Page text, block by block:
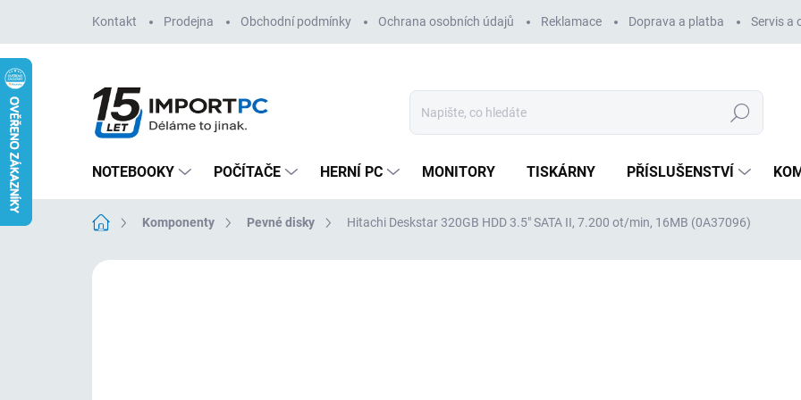
obsah
Kontakt Prodejna Obchodní podmínky Ochrana osobních údajů Reklamace Doprava a platba Servis a
Hledat
NOTEBOOKY POČÍTAČE HERNÍ PC MONITORY TISKÁRNY PŘÍSLUŠENSTVÍ
Domů Komponenty Pevné disky Hitachi Deskstar 320GB HDD 3.5" SATA II, 7.200 ot/min, 16MB (0A37096)